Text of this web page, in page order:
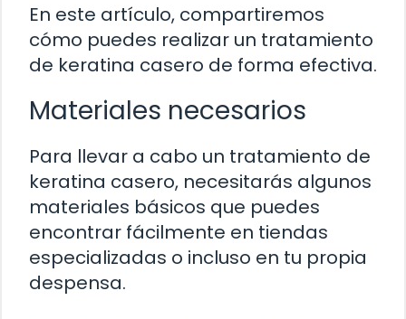
En este artículo, compartiremos
cómo puedes realizar un tratamiento
de keratina casero de forma efectiva.
Materiales necesarios
Para llevar a cabo un tratamiento de
keratina casero, necesitarás algunos
materiales básicos que puedes
encontrar fácilmente en tiendas
especializadas o incluso en tu propia
despensa.